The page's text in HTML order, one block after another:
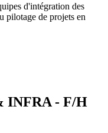
d'intégration des
pilotage de projets en
INFRA - F/H